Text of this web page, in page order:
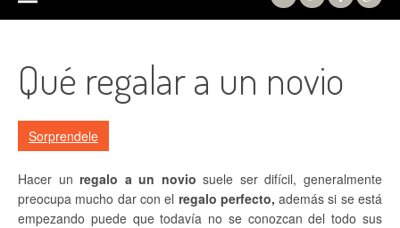
Qué regalar a un novio
Sorprendele
Hacer un regalo a un novio suele ser difícil, generalmente
preocupa mucho dar con el regalo perfecto,además si se está
empezando puede que todavía no se conozcan del todo sus